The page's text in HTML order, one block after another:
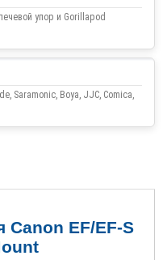
упор и Gorillapod
Saramonic, Boya, JJC, Comica,
Canon EF/EF-S